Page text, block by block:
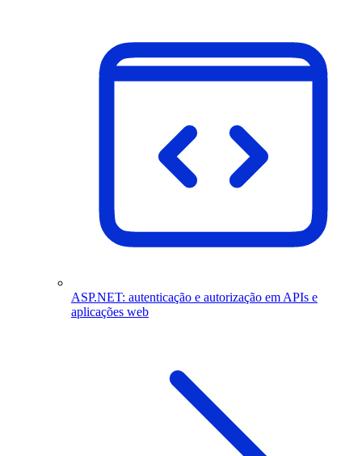
ASP.NET: autenticação e autorização em APIs e
aplicações web